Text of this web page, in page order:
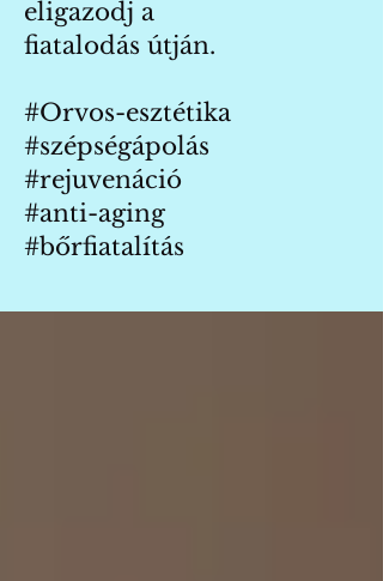
eligazodj a
fiatalodás útján.
#Orvos-esztétika
#szépségápolás
#rejuvenáció
#anti-aging
#bőrfiatalítás